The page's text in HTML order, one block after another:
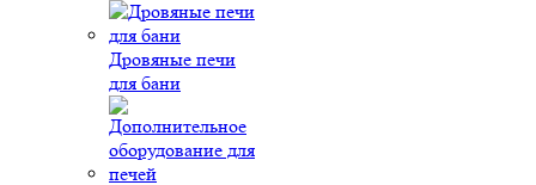
Дровяные печи
для бани